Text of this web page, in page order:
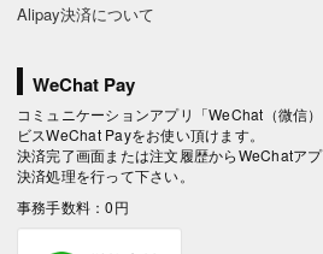
Alipay決済について
WeChat Pay
コミュニケーションアプリ「WeChat（微信
ビスWeChat Payをお使い頂けます。
決済完了画面または注文履歴からWeChatア
決済処理を行って下さい。
事務手数料：0円